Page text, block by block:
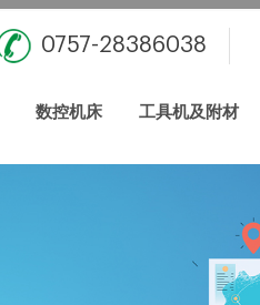
0757-28386038
数控机床 工具机及附材